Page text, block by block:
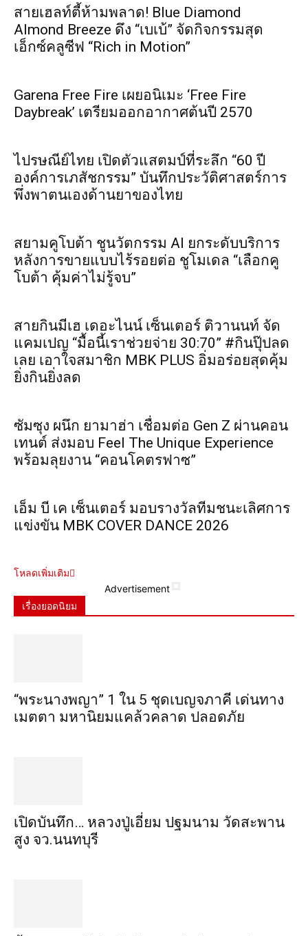
สายเฮลท์ตี้ห้ามพลาด! Blue Diamond
Almond Breeze ดึง “เบเบ้” จัดกิจกรรมสุด
เอ็กซ์คลูซีฟ “Rich in Motion”
Garena Free Fire เผยอนิเมะ ‘Free Fire
Daybreak’ เตรียมออกอากาศต้นปี 2570
ไปรษณีย์ไทย เปิดตัวแสตมป์ที่ระลึก “60 ปี
องค์การเภสัชกรรม” บันทึกประวัติศาสตร์การ
พึ่งพาตนเองด้านยาของไทย
สยามคูโบต้า ชูนวัตกรรม AI ยกระดับบริการ
หลังการขายแบบไร้รอยต่อ ชูโมเดล “เลือกคู
โบต้า คุ้มค่าไม่รู้จบ”
สายกินมีเฮ เดอะไนน์ เซ็นเตอร์ ติวานนท์ จัด
แคมเปญ “มื้อนี้เราช่วยจ่าย 30:70” #กินปุ๊ปลด
เลย เอาใจสมาชิก MBK PLUS อิ่มอร่อยสุดคุ้ม
ยิ่งกินยิ่งลด
ซัมซุง ผนึก ยามาฮ่า เชื่อมต่อ Gen Z ผ่านคอน
เทนต์ ส่งมอบ Feel The Unique Experience
พร้อมลุยงาน “คอนโคตรฟาซ”
เอ็ม บี เค เซ็นเตอร์ มอบรางวัลทีมชนะเลิศการ
แข่งขัน MBK COVER DANCE 2026
โหลดเพิ่มเติม
Advertisement
เรื่องยอดนิยม
“พระ​นาง​พญา” 1 ใน 5​ ชุดเบญจ​ภาคี​ เด่นทาง
เมตตา​ มหา​นิยม​แคล้วคลาด​ ปลอดภัย​
เปิดบันทึก… หลวงปู่เอี่ยม ​ปฐม​นาม​ วัดสะพาน
สูง​ จว.นนทบุรี